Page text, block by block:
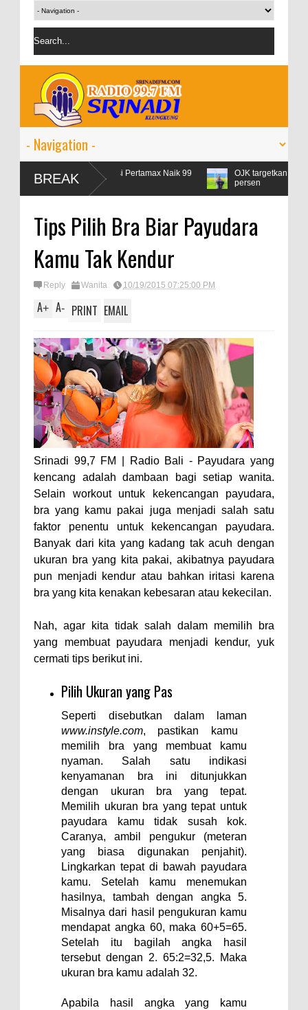
BREAK
Konsumsi Pertamax Naik 99
OJK targetkan kredit perbankan
persen
Tips Pilih Bra Biar Payudara
Kamu Tak Kendur
Reply Wanita 10/19/2015 07:25:00 PM
A+ A- PRINT EMAIL
Srinadi 99,7 FM | Radio Bali - Payudara yang
kencang adalah dambaan bagi setiap wanita.
Selain workout untuk kekencangan payudara,
bra yang kamu pakai juga menjadi salah satu
faktor penentu untuk kekencangan payudara.
Banyak dari kita yang kadang tak acuh dengan
ukuran bra yang kita pakai, akibatnya payudara
pun menjadi kendur atau bahkan iritasi karena
bra yang kita kenakan kebesaran atau kekecilan.
Nah, agar kita tidak salah dalam memilih bra
yang membuat payudara menjadi kendur, yuk
cermati tips berikut ini.
Pilih Ukuran yang Pas
Seperti disebutkan dalam laman
www.instyle.com, pastikan kamu
memilih bra yang membuat kamu
nyaman. Salah satu indikasi
kenyamanan bra ini ditunjukkan
dengan ukuran bra yang tepat.
Memilih ukuran bra yang tepat untuk
payudara kamu tidak susah kok.
Caranya, ambil pengukur (meteran
yang biasa digunakan penjahit).
Lingkarkan tepat di bawah payudara
kamu. Setelah kamu menemukan
hasilnya, tambah dengan angka 5.
Misalnya dari hasil pengukuran kamu
mendapat angka 60, maka 60+5=65.
Setelah itu bagilah angka hasil
tersebut dengan 2. 65:2=32,5. Maka
ukuran bra kamu adalah 32.
Apabila hasil angka yang kamu